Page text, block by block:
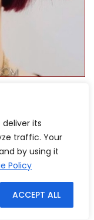
its
traffic. Your
by using it
Policy
ACCEPT ALL
corte de cabello de
efecto. La cascada
las capacidades
rojo